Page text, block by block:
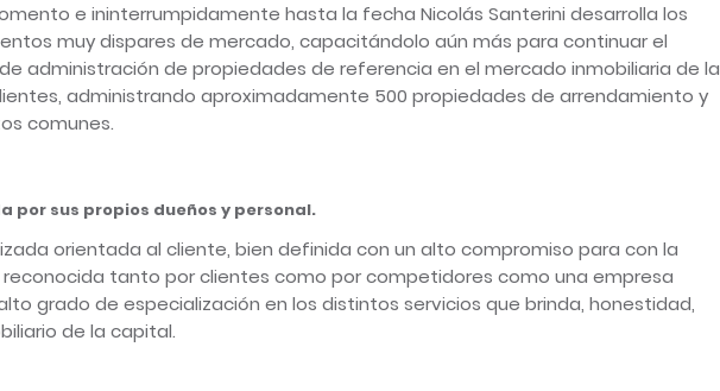
e ininterrumpidamente hasta la fecha Nicolás Santerini desarrolla los
muy dispares de mercado, capacitándolo aún más para continuar el
administración de propiedades de referencia en el mercado inmobiliaria de la
administrando aproximadamente 500 propiedades de arrendamiento y
comunes.
sus propios dueños y personal.
orientada al cliente, bien definida con un alto compromiso para con la
reconocida tanto por clientes como por competidores como una empresa
grado de especialización en los distintos servicios que brinda, honestidad,
de la capital.